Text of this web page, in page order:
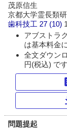
茂原信生
京都大学霊長類
歯科技工 27 (10)
アブストラ
は基本料金
全文ダウン
円(税込) です
問題提起